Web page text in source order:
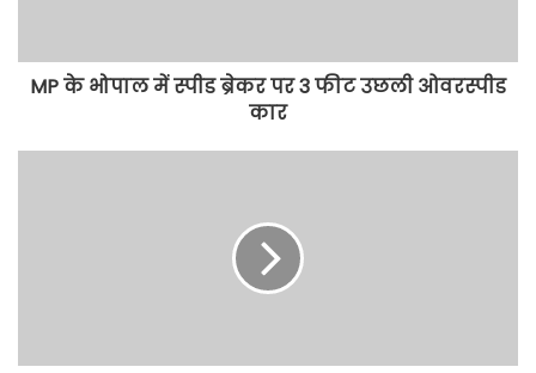
MP के भोपाल में स्पीड ब्रेकर पर 3 फीट उछली ओवरस्पीड
कार